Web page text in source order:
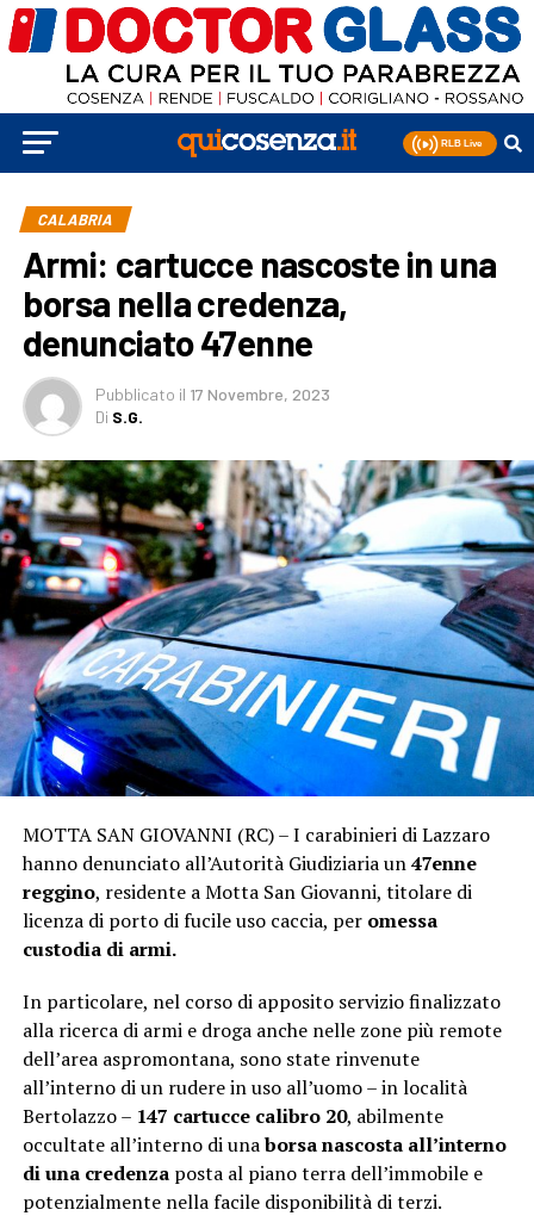
CALABRIA
Armi: cartucce nascoste in una
borsa nella credenza,
denunciato 47enne
Pubblicato il 17 Novembre, 2023
Di S.G.
MOTTA SAN GIOVANNI (RC) – I carabinieri di Lazzaro
hanno denunciato all’Autorità Giudiziaria un47enne
reggino, residente a Motta San Giovanni, titolare di
licenza di porto di fucile uso caccia, peromessa
custodia di armi.
In particolare, nel corso di apposito servizio finalizzato
alla ricerca di armi e droga anche nelle zone più remote
dell’area aspromontana, sono state rinvenute
all’interno di un rudere in uso all’uomo – in località
Bertolazzo – 147 cartucce calibro 20, abilmente
occultate all’interno di unaborsa nascosta all’interno
di una credenzaposta al piano terra dell’immobile e
potenzialmente nella facile disponibilità di terzi.